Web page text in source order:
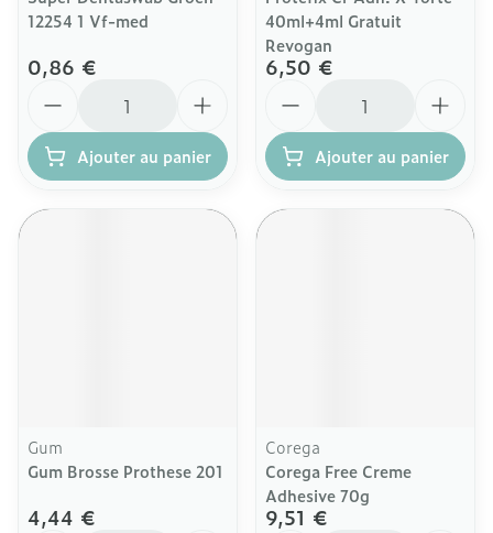
12254 1 Vf-med
0,86 €
Ajouter au panier
40ml+4ml Gratuit
Revogan
6,50 €
Ajouter au panier
Gum
Gum Brosse Prothese 201
4,44 €
Corega
Corega Free Creme
Adhesive 70g
9,51 €